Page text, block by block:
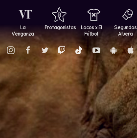
La
Venganza
Protagonistas
Locos x El
Fútbol
Segundos
Afuera